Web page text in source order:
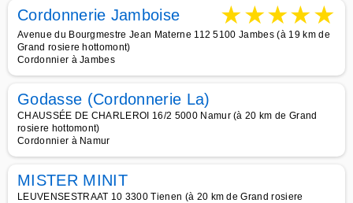
Cordonnerie Jamboise ★★★★★
Avenue du Bourgmestre Jean Materne 112 5100 Jambes (à 19 km de
Grand rosiere hottomont)
Cordonnier à Jambes
Godasse (Cordonnerie La)
CHAUSSÉE DE CHARLEROI 16/2 5000 Namur (à 20 km de Grand
rosiere hottomont)
Cordonnier à Namur
MISTER MINIT
LEUVENSESTRAAT 10 3300 Tienen (à 20 km de Grand rosiere